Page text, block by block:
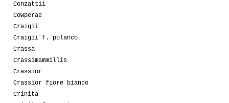
Conzattii
Cowperae
Craigii
Craigii f. polanco
Crassa
Crassimammillis
Crassior
Crassior fiore bianco
Crinita